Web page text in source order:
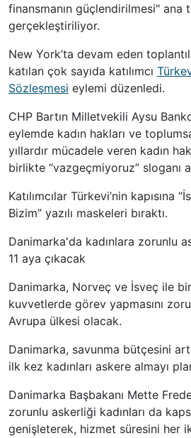
finansmanın güçlendirilmesi" ana
gerçekleştiriliyor.
New York’ta devam eden
katılan çok sayıda katılımcı
Sözleşmesi eylemi düzenledi.
CHP Bartın Milletvekili Aysu
eylemde kadın hakları ve
yıllardır mücadele veren kadın
birlikte “vazgeçmiyoruz” sloganı
Katılımcılar Türkevi’nin kapısına
Bizim” yazılı maskeleri bıraktı.
Danimarka'da kadınlara zorunlu
11 aya çıkacak
Danimarka, Norveç ve İsveç ile
kuvvetlerde görev yapmasını
Avrupa ülkesi olacak.
Danimarka, savunma bütçesini
ilk kez kadınları askere almayı
Danimarka Başbakanı Mette
zorunlu askerliği kadınları da
genişleterek, hizmet süresini her